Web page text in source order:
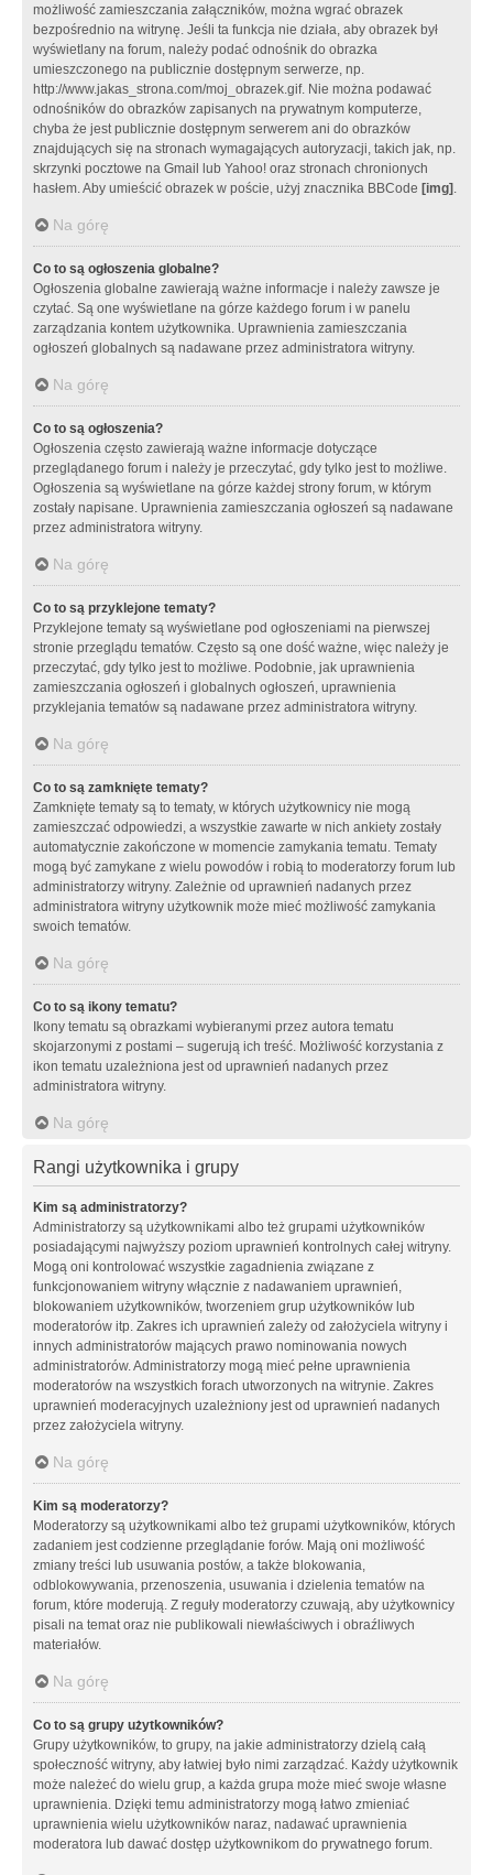
możliwość zamieszczania załączników, można wgrać obrazek
bezpośrednio na witrynę. Jeśli ta funkcja nie działa, aby obrazek był
wyświetlany na forum, należy podać odnośnik do obrazka
umieszczonego na publicznie dostępnym serwerze, np.
http://www.jakas_strona.com/moj_obrazek.gif. Nie można podawać
odnośników do obrazków zapisanych na prywatnym komputerze,
chyba że jest publicznie dostępnym serwerem ani do obrazków
znajdujących się na stronach wymagających autoryzacji, takich jak, np.
skrzynki pocztowe na Gmail lub Yahoo! oraz stronach chronionych
hasłem. Aby umieścić obrazek w poście, użyj znacznika BBCode [img] .
Na górę
Co to są ogłoszenia globalne?
Ogłoszenia globalne zawierają ważne informacje i należy zawsze je
czytać. Są one wyświetlane na górze każdego forum i w panelu
zarządzania kontem użytkownika. Uprawnienia zamieszczania
ogłoszeń globalnych są nadawane przez administratora witryny.
Na górę
Co to są ogłoszenia?
Ogłoszenia często zawierają ważne informacje dotyczące
przeglądanego forum i należy je przeczytać, gdy tylko jest to możliwe.
Ogłoszenia są wyświetlane na górze każdej strony forum, w którym
zostały napisane. Uprawnienia zamieszczania ogłoszeń są nadawane
przez administratora witryny.
Na górę
Co to są przyklejone tematy?
Przyklejone tematy są wyświetlane pod ogłoszeniami na pierwszej
stronie przeglądu tematów. Często są one dość ważne, więc należy je
przeczytać, gdy tylko jest to możliwe. Podobnie, jak uprawnienia
zamieszczania ogłoszeń i globalnych ogłoszeń, uprawnienia
przyklejania tematów są nadawane przez administratora witryny.
Na górę
Co to są zamknięte tematy?
Zamknięte tematy są to tematy, w których użytkownicy nie mogą
zamieszczać odpowiedzi, a wszystkie zawarte w nich ankiety zostały
automatycznie zakończone w momencie zamykania tematu. Tematy
mogą być zamykane z wielu powodów i robią to moderatorzy forum lub
administratorzy witryny. Zależnie od uprawnień nadanych przez
administratora witryny użytkownik może mieć możliwość zamykania
swoich tematów.
Na górę
Co to są ikony tematu?
Ikony tematu są obrazkami wybieranymi przez autora tematu
skojarzonymi z postami – sugerują ich treść. Możliwość korzystania z
ikon tematu uzależniona jest od uprawnień nadanych przez
administratora witryny.
Na górę
Rangi użytkownika i grupy
Kim są administratorzy?
Administratorzy są użytkownikami albo też grupami użytkowników
posiadającymi najwyższy poziom uprawnień kontrolnych całej witryny.
Mogą oni kontrolować wszystkie zagadnienia związane z
funkcjonowaniem witryny włącznie z nadawaniem uprawnień,
blokowaniem użytkowników, tworzeniem grup użytkowników lub
moderatorów itp. Zakres ich uprawnień zależy od założyciela witryny i
innych administratorów mających prawo nominowania nowych
administratorów. Administratorzy mogą mieć pełne uprawnienia
moderatorów na wszystkich forach utworzonych na witrynie. Zakres
uprawnień moderacyjnych uzależniony jest od uprawnień nadanych
przez założyciela witryny.
Na górę
Kim są moderatorzy?
Moderatorzy są użytkownikami albo też grupami użytkowników, których
zadaniem jest codzienne przeglądanie forów. Mają oni możliwość
zmiany treści lub usuwania postów, a także blokowania,
odblokowywania, przenoszenia, usuwania i dzielenia tematów na
forum, które moderują. Z reguły moderatorzy czuwają, aby użytkownicy
pisali na temat oraz nie publikowali niewłaściwych i obraźliwych
materiałów.
Na górę
Co to są grupy użytkowników?
Grupy użytkowników, to grupy, na jakie administratorzy dzielą całą
społeczność witryny, aby łatwiej było nimi zarządzać. Każdy użytkownik
może należeć do wielu grup, a każda grupa może mieć swoje własne
uprawnienia. Dzięki temu administratorzy mogą łatwo zmieniać
uprawnienia wielu użytkowników naraz, nadawać uprawnienia
moderatora lub dawać dostęp użytkownikom do prywatnego forum.